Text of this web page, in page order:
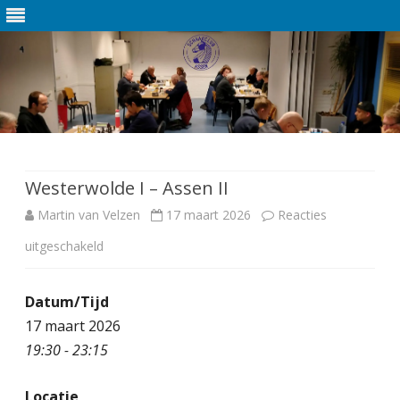
de
inhoud
Westerwolde I – Assen II
Martin van Velzen 17 maart 2026
Reacties
uitgeschakeld
o
Datum/Tijd
17 maart 2026
19:30 - 23:15